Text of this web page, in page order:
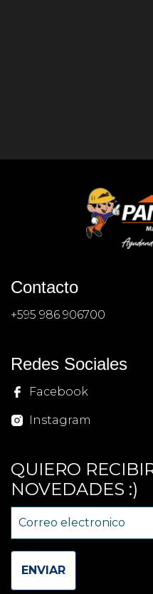
Contacto
+595 986 906700
Redes Sociales
Facebook
Instagram
QUIERO
NOVEDADES :)
ENVIAR